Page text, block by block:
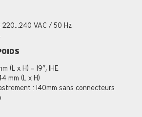
VAC / 50 Hz
(L x H) = 19”, 1HE
mm (L x H)
: 140mm sans connecteurs